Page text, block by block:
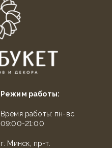
Режим работы:
Время работы: пн-вс
09:00-21:00
г. Минск, пр-т.